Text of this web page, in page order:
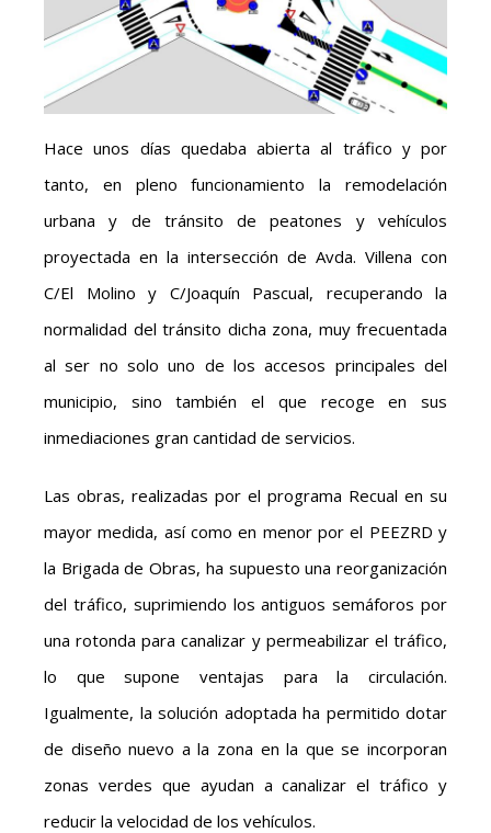
Hace unos días quedaba abierta al tráfico y por
tanto, en pleno funcionamiento la remodelación
urbana y de tránsito de peatones y vehículos
proyectada en la intersección de Avda. Villena con
C/El Molino y C/Joaquín Pascual, recuperando la
normalidad del tránsito dicha zona, muy frecuentada
al ser no solo uno de los accesos principales del
municipio, sino también el que recoge en sus
inmediaciones gran cantidad de servicios.
Las obras, realizadas por el programa Recual en su
mayor medida, así como en menor por el PEEZRD y
la Brigada de Obras, ha supuesto una reorganización
del tráfico, suprimiendo los antiguos semáforos por
una rotonda para canalizar y permeabilizar el tráfico,
lo que supone ventajas para la circulación.
Igualmente, la solución adoptada ha permitido dotar
de diseño nuevo a la zona en la que se incorporan
zonas verdes que ayudan a canalizar el tráfico y
reducir la velocidad de los vehículos.